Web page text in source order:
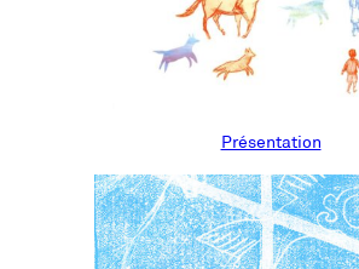
Présentation